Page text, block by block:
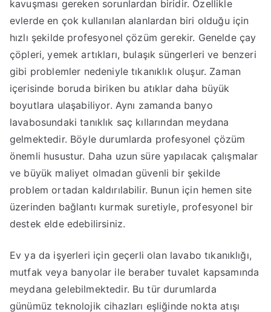
kavuşması gereken sorunlardan biridir. Özellikle
evlerde en çok kullanılan alanlardan biri olduğu için
hızlı şekilde profesyonel çözüm gerekir. Genelde çay
çöpleri, yemek artıkları, bulaşık süngerleri ve benzeri
gibi problemler nedeniyle tıkanıklık oluşur. Zaman
içerisinde boruda biriken bu atıklar daha büyük
boyutlara ulaşabiliyor. Aynı zamanda banyo
lavabosundaki tanıklık saç kıllarından meydana
gelmektedir. Böyle durumlarda profesyonel çözüm
önemli husustur. Daha uzun süre yapılacak çalışmalar
ve büyük maliyet olmadan güvenli bir şekilde
problem ortadan kaldırılabilir. Bunun için hemen site
üzerinden bağlantı kurmak suretiyle, profesyonel bir
destek elde edebilirsiniz.
Ev ya da işyerleri için geçerli olan lavabo tıkanıklığı,
mutfak veya banyolar ile beraber tuvalet kapsamında
meydana gelebilmektedir. Bu tür durumlarda
günümüz teknolojik cihazları eşliğinde nokta atışı